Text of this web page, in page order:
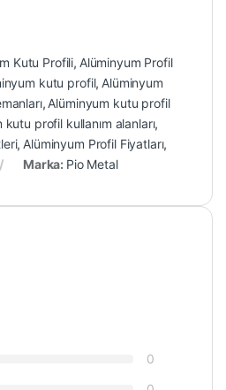
Kutu Profili, Alüminyum Profil
kutu profil, Alüminyum
, Alüminyum kutu profil
kutu profil kullanım alanları,
, Alüminyum Profil Fiyatları,
Marka: Pio Metal
0